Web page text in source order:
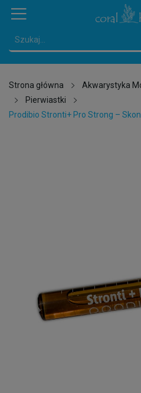
Strona główna Akwarystyka
Pierwiastki
Prodibio Stronti+ Pro Strong –